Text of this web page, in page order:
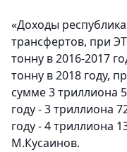
«Доходы
трансфертов, при
тонну в 2016-2017
тонну в 2018 году,
сумме 3 триллиона
году - 3 триллиона
году - 4 триллиона
М.Кусаинов.